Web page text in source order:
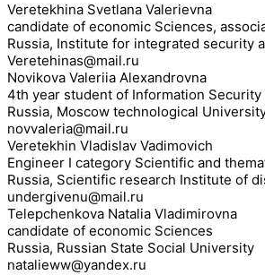
Veretekhina Svetlana Valerievna
candidate of economic Sciences,
Russia, Institute for integrated security
Veretehinas@mail.ru
Novikova Valeriia Alexandrovna
4th year student of Information
Russia, Moscow technological
novvaleria@mail.ru
Veretekhin Vladislav Vadimovich
Engineer I category Scientific and
Russia, Scientific research Institute of
undergivenu@mail.ru
Telepchenkova Natalia Vladimirovna
candidate of economic Sciences
Russia, Russian State Social University
natalieww@yandex.ru